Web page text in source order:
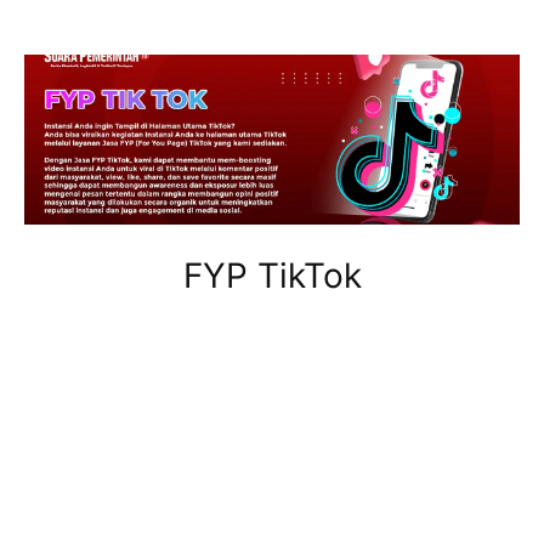
FYP TikTok